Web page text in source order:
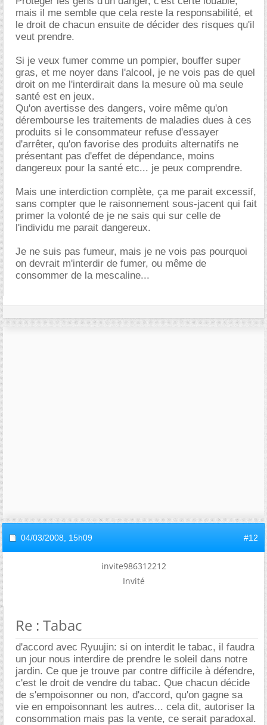
mais il me semble que cela reste la responsabilité, et
le droit de chacun ensuite de décider des risques qu'il
veut prendre.
Si je veux fumer comme un pompier, bouffer super
gras, et me noyer dans l'alcool, je ne vois pas de quel
droit on me l'interdirait dans la mesure où ma seule
santé est en jeux.
Qu'on avertisse des dangers, voire même qu'on
dérembourse les traitements de maladies dues à ces
produits si le consommateur refuse d'essayer
d'arrêter, qu'on favorise des produits alternatifs ne
présentant pas d'effet de dépendance, moins
dangereux pour la santé etc... je peux comprendre.
Mais une interdiction complète, ça me parait excessif,
sans compter que le raisonnement sous-jacent qui fait
primer la volonté de je ne sais qui sur celle de
l'individu me parait dangereux.
Je ne suis pas fumeur, mais je ne vois pas pourquoi
on devrait m'interdir de fumer, ou même de
consommer de la mescaline...
04/03/2008, 15h09 #12
invite986312212
Invité
Re : Tabac
d'accord avec Ryuujin: si on interdit le tabac, il faudra
un jour nous interdire de prendre le soleil dans notre
jardin. Ce que je trouve par contre difficile à défendre,
c'est le droit de vendre du tabac. Que chacun décide
de s'empoisonner ou non, d'accord, qu'on gagne sa
vie en empoisonnant les autres... cela dit, autoriser la
consommation mais pas la vente, ce serait paradoxal.